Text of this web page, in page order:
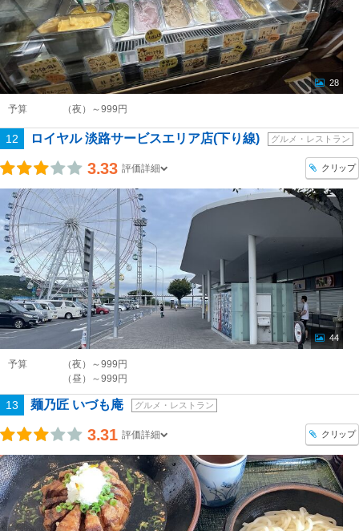
28
予算 （夜）～999円
12 ロイヤル 淡路サービスエリア店(下り線) グルメ・レストラン
3.33 評価詳細 クリップ
44
予算
（夜）～999円
（昼）～999円
13 麺乃匠 いづも庵 グルメ・レストラン
3.31 評価詳細 クリップ